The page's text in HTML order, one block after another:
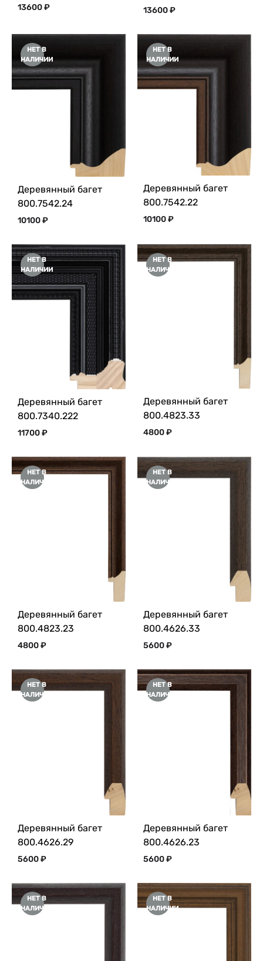
13600₽ 13600₽
НЕТ В
НАЛИЧИИ
Деревянный багет
800.7542.24
10100₽
НЕТ В
НАЛИЧИИ
Деревянный багет
800.7542.22
10100₽
НЕТ В
НАЛИЧИИ
Деревянный багет
800.7340.222
11700₽
НЕТ В
НАЛИЧИИ
Деревянный багет
800.4823.33
4800₽
НЕТ В
НАЛИЧИИ
Деревянный багет
800.4823.23
4800₽
НЕТ В
НАЛИЧИИ
Деревянный багет
800.4626.33
5600₽
НЕТ В
НАЛИЧИИ
Деревянный багет
800.4626.29
5600₽
НЕТ В
НАЛИЧИИ
Деревянный багет
800.4626.23
5600₽
НЕТ В
НАЛИЧИИ
НЕТ В
НАЛИЧИИ